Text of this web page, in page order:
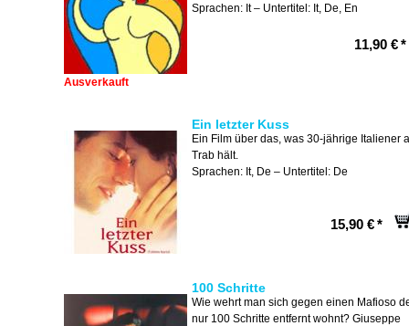
Sprachen: It – Untertitel: It, De, En
11,90 €*
Ausverkauft
Ein letzter Kuss
Ein Film über das, was 30-jährige Italiener
Trab hält.
Sprachen: It, De – Untertitel: De
15,90 €*
100 Schritte
Wie wehrt man sich gegen einen Mafioso
nur 100 Schritte entfernt wohnt? Giuseppe